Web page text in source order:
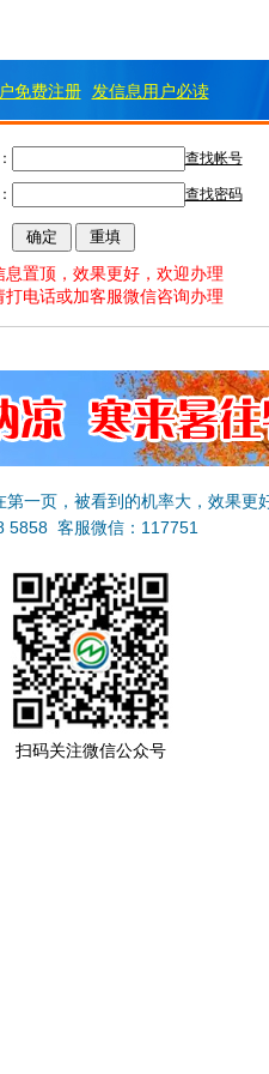
免费注册 发信息用户必读
查找帐号
查找密码
息置顶，效果更好，欢迎办理
打电话或加客服微信咨询办理
第一页，被看到的机率大，效果更
5858 客服微信：117751
扫码关注微信公众号